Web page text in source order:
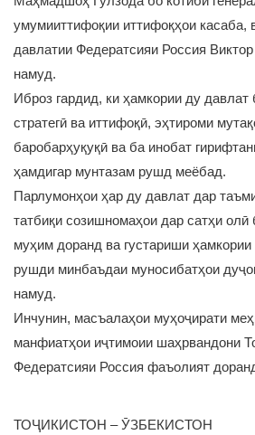
умумииттифоқии иттифоқҳои касаба,
давлатии Федератсияи Россия
намуд.
Иброз гардид, ки ҳамкории ду
стратегӣ ва иттифоқӣ, эҳтироми
баробарҳуқуқӣ ва ба инобат
ҳамдигар мунтазам рушд меёбад.
Парлумонҳои ҳар ду давлат дар
татбиқи созишномаҳои дар сатҳи
муҳим доранд ва густариши
рушди минбаъдаи муносибатҳои
намуд.
Инчунин, масъалаҳои муҳоҷирати
манфиатҳои иҷтимоии шаҳрвандони
Федератсияи Россия фаъолият
ТОҶИКИСТОН – ӮЗБЕКИСТОН